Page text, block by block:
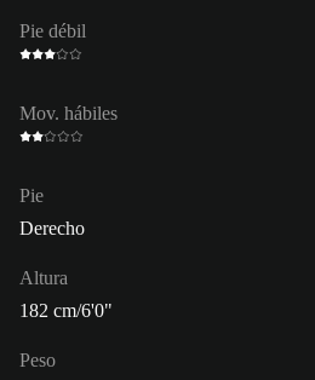
Pie débil
Mov. hábiles
Pie
Derecho
Altura
182 cm/6'0"
Peso